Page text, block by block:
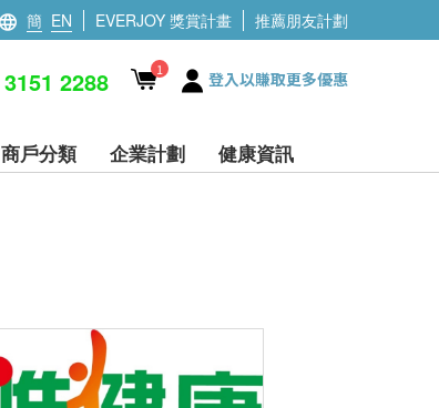
簡 EN EVERJOY 獎賞計畫 推薦朋友計劃
3151 2288 1 登入以賺取更多優惠
商戶分類 企業計劃 健康資訊